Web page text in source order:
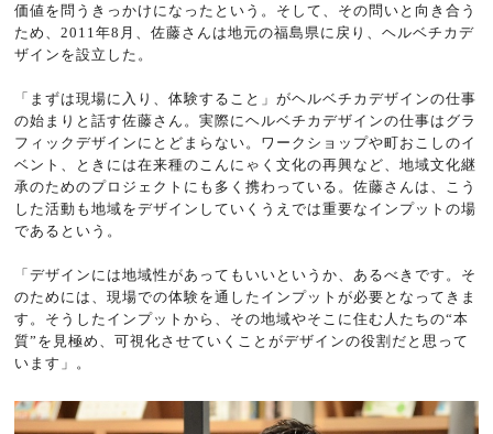
価値を問うきっかけになったという。そして、その問いと向き合う
ため、2011年8月、佐藤さんは地元の福島県に戻り、ヘルベチカデ
ザインを設立した。
「まずは現場に入り、体験すること」がヘルベチカデザインの仕事
の始まりと話す佐藤さん。実際にヘルベチカデザインの仕事はグラ
フィックデザインにとどまらない。ワークショップや町おこしのイ
ベント、ときには在来種のこんにゃく文化の再興など、地域文化継
承のためのプロジェクトにも多く携わっている。佐藤さんは、こう
した活動も地域をデザインしていくうえでは重要なインプットの場
であるという。
「デザインには地域性があってもいいというか、あるべきです。そ
のためには、現場での体験を通したインプットが必要となってきま
す。そうしたインプットから、その地域やそこに住む人たちの“本
質”を見極め、可視化させていくことがデザインの役割だと思って
います」。